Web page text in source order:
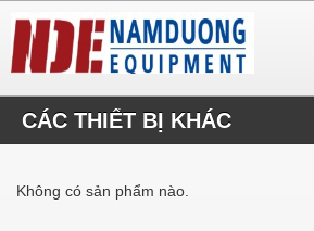
CÁC THIẾT BỊ KHÁC
Không có sản phẩm nào.